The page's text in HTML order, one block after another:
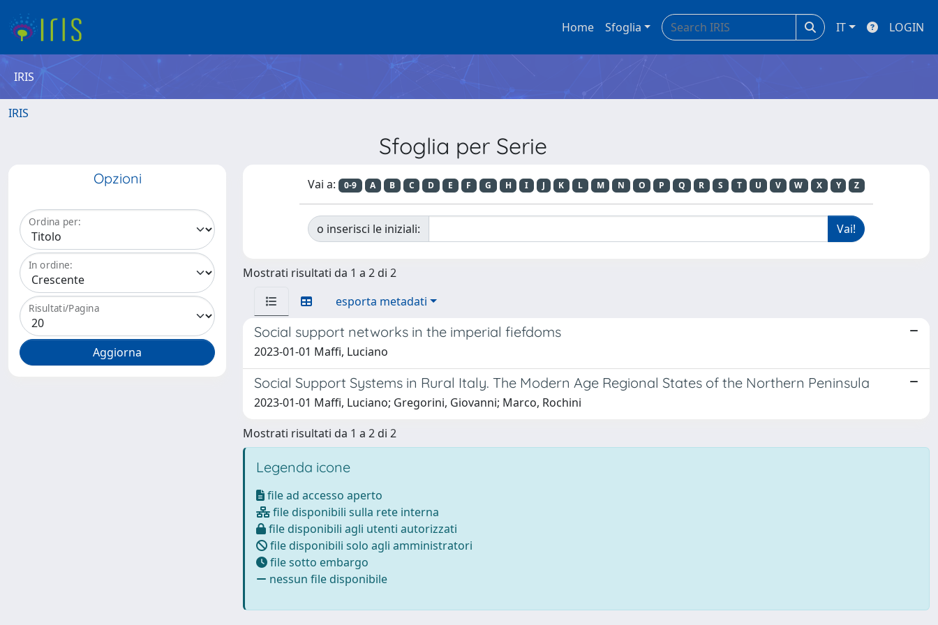
Home Sfoglia IT LOGIN
IRIS
IRIS
Sfoglia per Serie
Opzioni
Ordina per:
In ordine:
Risultati/Pagina
Vai a: 0-9 A B C D E F G H I J K L M N O P Q R S T U V W X Y Z
o inserisci le iniziali:
Mostrati risultati da 1 a 2 di 2
esporta metadati
Social support networks in the imperial fiefdoms
2023-01-01 Maffi, Luciano
Social Support Systems in Rural Italy. The Modern Age Regional States of the Northern Peninsula
2023-01-01 Maffi, Luciano; Gregorini, Giovanni; Marco, Rochini
Mostrati risultati da 1 a 2 di 2
Legenda icone
file ad accesso aperto
file disponibili sulla rete interna
file disponibili agli utenti autorizzati
file disponibili solo agli amministratori
file sotto embargo
nessun file disponibile